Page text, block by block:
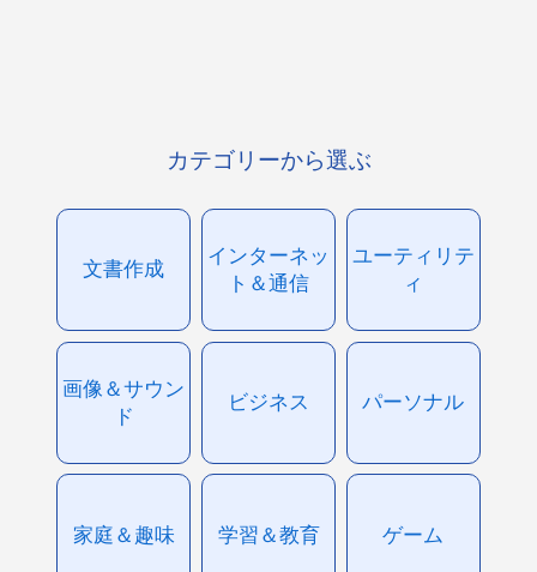
カテゴリーから選ぶ
文書作成
インターネッ
ト＆通信
ユーティリテ
ィ
画像＆サウン
ド
ビジネス パーソナル
家庭＆趣味 学習＆教育 ゲーム